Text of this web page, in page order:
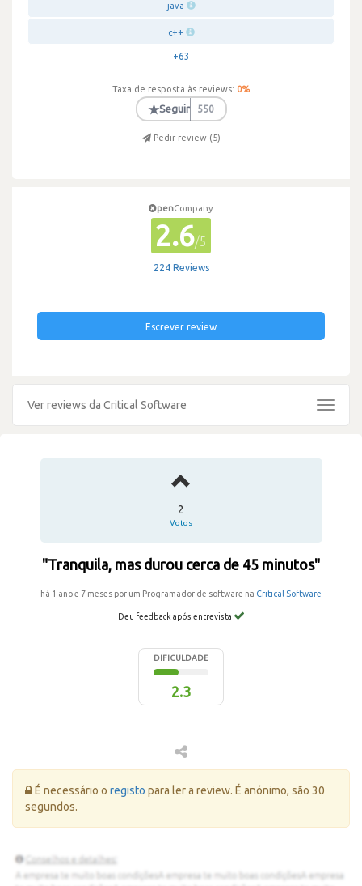
java
c++
+63
Taxa de resposta às reviews: 0%
★Seguir 550
Pedir review (5)
penCompany
2.6/5
224 Reviews
Escrever review
Ver reviews da Critical Software
Toggle
2
Votos
"Tranquila, mas durou cerca de 45 minutos"
há 1 ano e 7 meses por um Programador de software na Critical Software
Deu feedback após entrevista
DIFICULDADE
2.3
Erro:
É necessário o registo para ler a review. É anónimo, são 30
segundos.